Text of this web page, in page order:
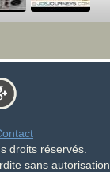
droits réservés.
sans autorisation.